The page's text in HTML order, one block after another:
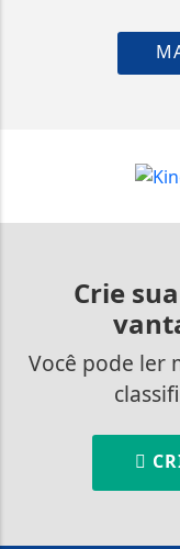
Crie
Você pode ler